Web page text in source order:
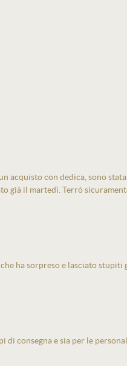
acquisto con dedica, sono
già il martedì. Terrò
ha sorpreso e lasciato
consegna e sia per le